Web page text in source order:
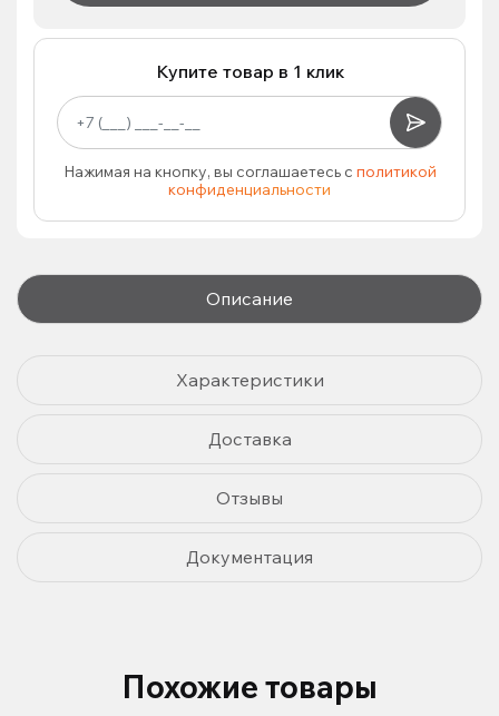
Купите товар в 1 клик
Нажимая на кнопку, вы соглашаетесь с политикой
конфиденциальности
Описание
Характеристики
Доставка
Отзывы
Документация
Похожие товары